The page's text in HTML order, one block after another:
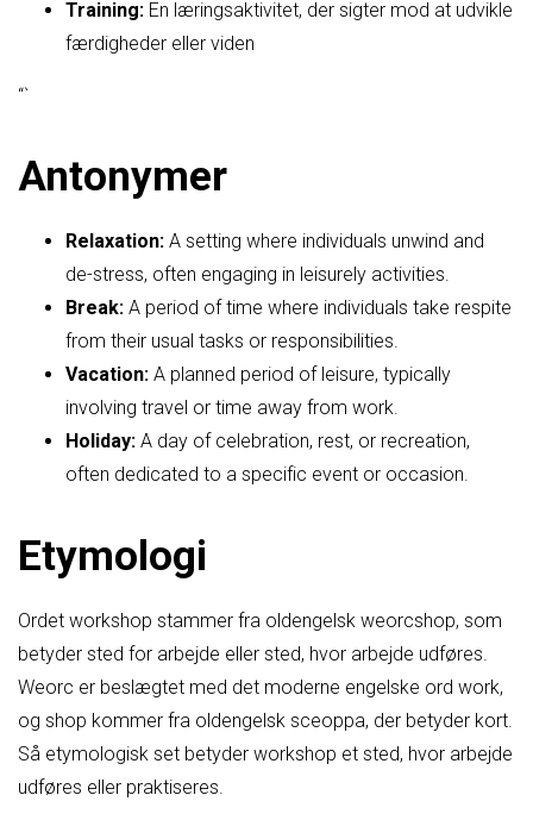
Training: En læringsaktivitet, der sigter mod at udvikle
færdigheder eller viden
“`
Antonymer
Relaxation: A setting where individuals unwind and
de-stress, often engaging in leisurely activities.
Break: A period of time where individuals take respite
from their usual tasks or responsibilities.
Vacation: A planned period of leisure, typically
involving travel or time away from work.
Holiday: A day of celebration, rest, or recreation,
often dedicated to a specific event or occasion.
Etymologi
Ordet workshop stammer fra oldengelsk weorcshop, som
betyder sted for arbejde eller sted, hvor arbejde udføres.
Weorc er beslægtet med det moderne engelske ord work,
og shop kommer fra oldengelsk sceoppa, der betyder kort.
Så etymologisk set betyder workshop et sted, hvor arbejde
udføres eller praktiseres.